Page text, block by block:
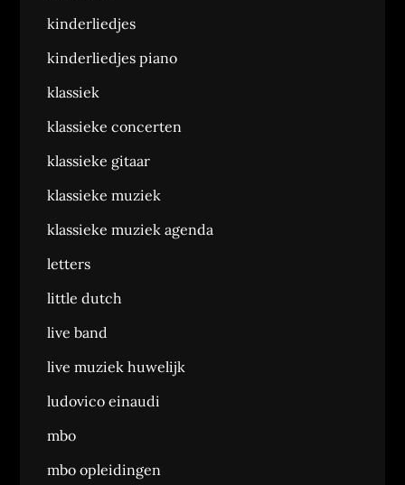
kinderliedjes
kinderliedjes piano
klassiek
klassieke concerten
klassieke gitaar
klassieke muziek
klassieke muziek agenda
letters
little dutch
live band
live muziek huwelijk
ludovico einaudi
mbo
mbo opleidingen